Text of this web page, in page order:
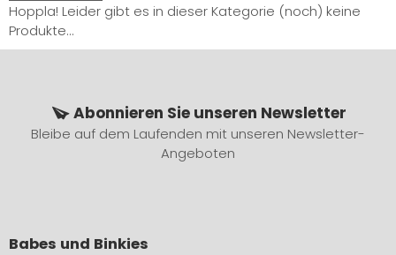
Hoppla! Leider gibt es in dieser Kategorie (noch) keine
Produkte...
Abonnieren Sie unseren Newsletter
Bleibe auf dem Laufenden mit unseren Newsletter-
Angeboten
Babes und Binkies